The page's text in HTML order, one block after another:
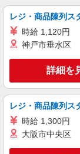
キー
レジ・商品陳列ス
時給 1,120円
神戸市垂水区
詳細を
レジ・商品陳列ス
時給 1,300円
大阪市中央区